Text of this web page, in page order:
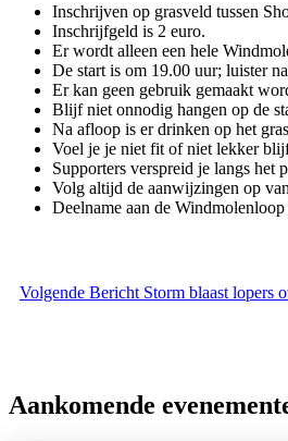
Inschrijven op grasveld tussen
Inschrijfgeld is 2 euro.
Er wordt alleen een hele
De start is om 19.00 uur; luister
Er kan geen gebruik gemaakt
Blijf niet onnodig hangen op de
Na afloop is er drinken op het
Voel je je niet fit of niet lekker
Supporters verspreid je langs het
Volg altijd de aanwijzingen op
Deelname aan de
Volgende Bericht Storm blaast lopers
Aankomende